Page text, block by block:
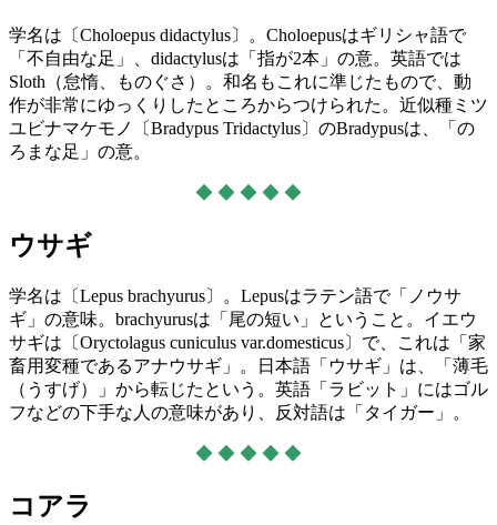
学名は〔Choloepus didactylus〕。Choloepusはギリシャ語で
「不自由な足」、didactylusは「指が2本」の意。英語では
Sloth（怠惰、ものぐさ）。和名もこれに準じたもので、動
作が非常にゆっくりしたところからつけられた。近似種ミツ
ユビナマケモノ〔Bradypus Tridactylus〕のBradypusは、「の
ろまな足」の意。
◆ ◆ ◆ ◆ ◆
ウサギ
学名は〔Lepus brachyurus〕。Lepusはラテン語で「ノウサ
ギ」の意味。brachyurusは「尾の短い」ということ。イエウ
サギは〔Oryctolagus cuniculus var.domesticus〕で、これは「家
畜用変種であるアナウサギ」。日本語「ウサギ」は、「薄毛
（うすげ）」から転じたという。英語「ラビット」にはゴル
フなどの下手な人の意味があり、反対語は「タイガー」。
◆ ◆ ◆ ◆ ◆
コアラ